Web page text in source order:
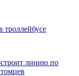
троллейбусе
линию по